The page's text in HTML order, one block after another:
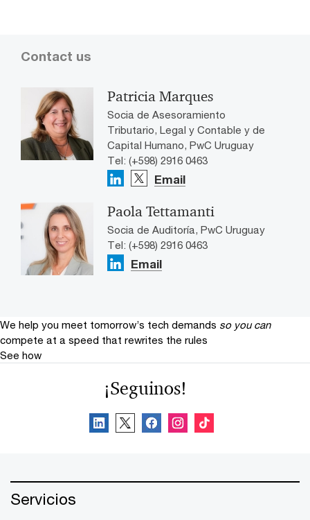
Contact us
Patricia Marques
Socia de Asesoramiento
Tributario, Legal y Contable y de
Capital Humano, PwC Uruguay
Tel: (+598) 2916 0463
Email
Paola Tettamanti
Socia de Auditoría, PwC Uruguay
Tel: (+598) 2916 0463
Email
We help you meet tomorrow’s tech demands so you can
compete at a speed that rewrites the rules
See how
¡Seguinos!
Servicios